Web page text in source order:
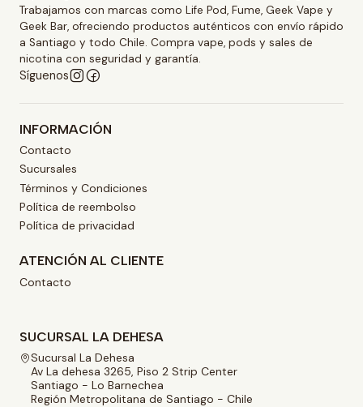
Trabajamos con marcas como Life Pod, Fume, Geek Vape y
Geek Bar, ofreciendo productos auténticos con envío rápido
a Santiago y todo Chile. Compra vape, pods y sales de
nicotina con seguridad y garantía.
Síguenos
INFORMACIÓN
Contacto
Sucursales
Términos y Condiciones
Política de reembolso
Política de privacidad
ATENCIÓN AL CLIENTE
Contacto
SUCURSAL LA DEHESA
Sucursal La Dehesa
Av La dehesa 3265, Piso 2 Strip Center
Santiago - Lo Barnechea
Región Metropolitana de Santiago - Chile